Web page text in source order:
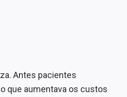
Antes pacientes
que aumentava os custos